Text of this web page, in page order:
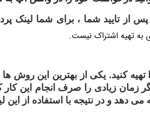
پس از تایید شما ، برای شما
تهیه کنید. یکی از بهترین این روش
زمان زیادی را صرف انجام این
می دهد و در نتیجه با استفاده از
به تهیه اشتراک نیست.